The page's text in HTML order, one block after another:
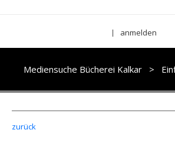
| anmelden
Mediensuche Bücherei Kalkar >
zurück